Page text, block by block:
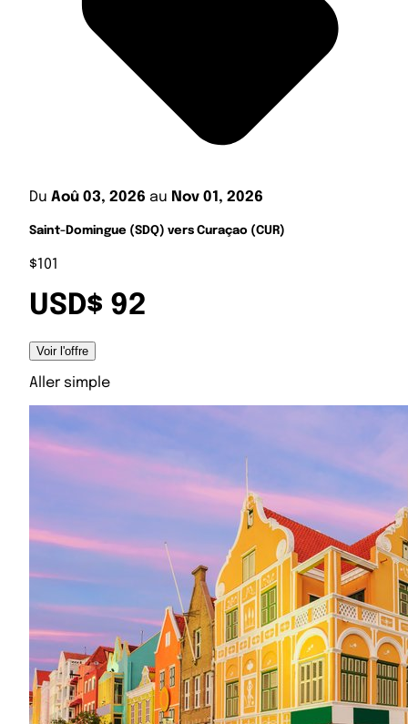
Du Aoû 03, 2026 au Nov 01, 2026
Saint-Domingue (SDQ) vers Curaçao (CUR)
$101
USD$ 92
Voir l'offre
Aller simple